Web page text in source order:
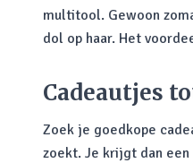
multitool. Gewoon
dol op haar. Het
Cadeautjes
Zoek je goedkope
zoekt. Je krijgt dan